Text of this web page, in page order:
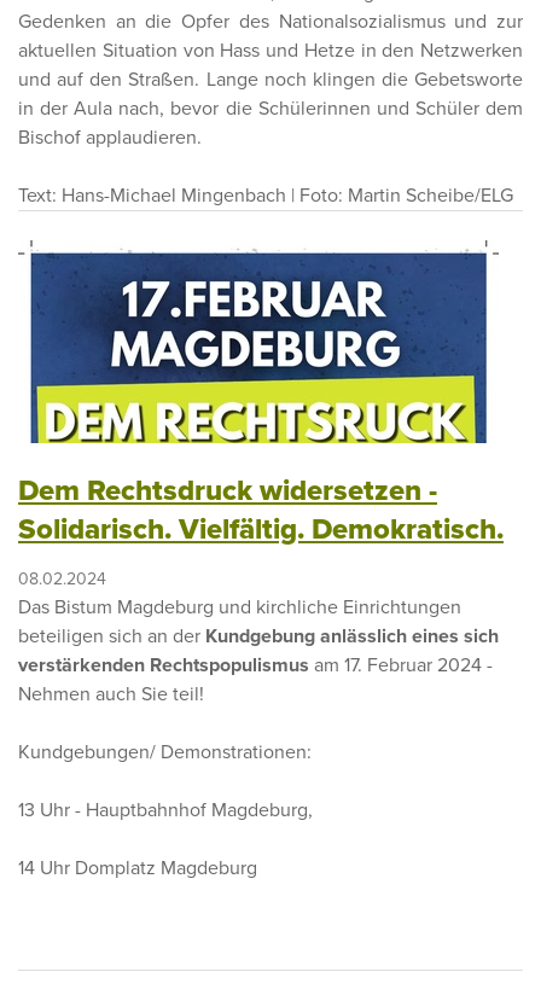
Gedenken an die Opfer des Nationalsozialismus und zur
aktuellen Situation von Hass und Hetze in den Netzwerken
und auf den Straßen. Lange noch klingen die Gebetsworte
in der Aula nach, bevor die Schülerinnen und Schüler dem
Bischof applaudieren.
Text: Hans-Michael Mingenbach | Foto: Martin Scheibe/ELG
Dem Rechtsdruck widersetzen -
Solidarisch. Vielfältig. Demokratisch.
08.02.2024
Das Bistum Magdeburg und kirchliche Einrichtungen
beteiligen sich an der Kundgebung anlässlich eines sich
verstärkenden Rechtspopulismus am 17. Februar 2024 -
Nehmen auch Sie teil!
Kundgebungen/ Demonstrationen:
13 Uhr - Hauptbahnhof Magdeburg,
14 Uhr Domplatz Magdeburg